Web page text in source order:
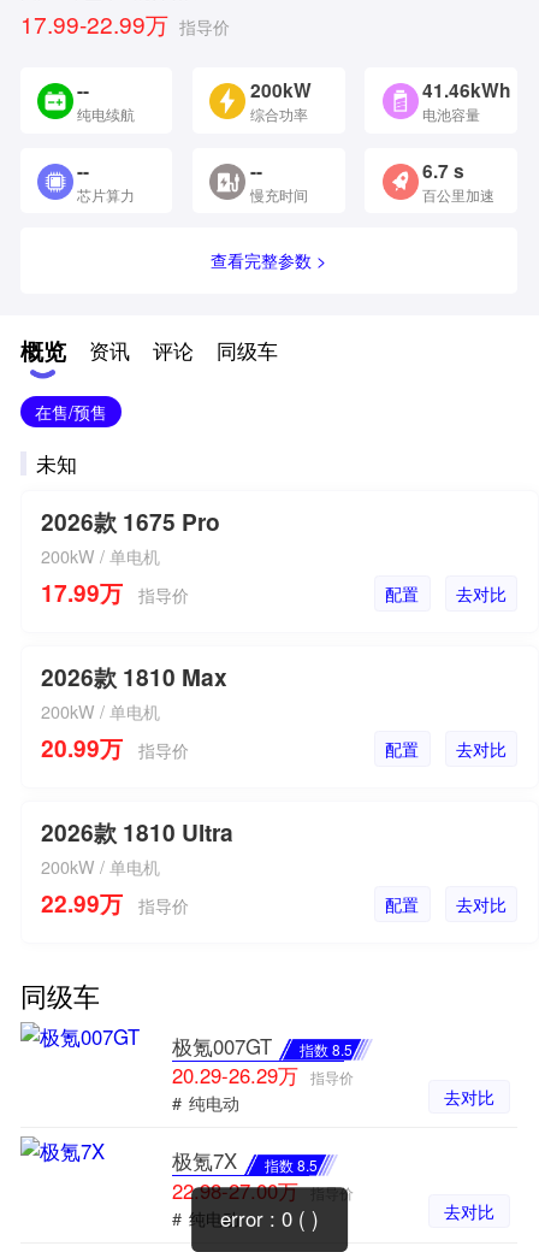
17.99-22.99万 指导价
--
纯电续航
200kW
综合功率
41.46kWh
电池容量
--
芯片算力
--
慢充时间
6.7 s
百公里加速
查看完整参数 >
概览 资讯 评论 同级车
在售/预售
未知
2026款 1675 Pro
200kW / 单电机
17.99万 指导价 去对比
配置
2026款 1810 Max
200kW / 单电机
20.99万 指导价 去对比
配置
2026款 1810 Ultra
200kW / 单电机
22.99万 指导价 去对比
配置
同级车
极氪007GT 指数 8.5
20.29-26.29万 指导价
# 纯电动 去对比
极氪7X 指数 8.5
22.98-27.00万 指导价
# 纯电动 去对比
error : 0 ( )